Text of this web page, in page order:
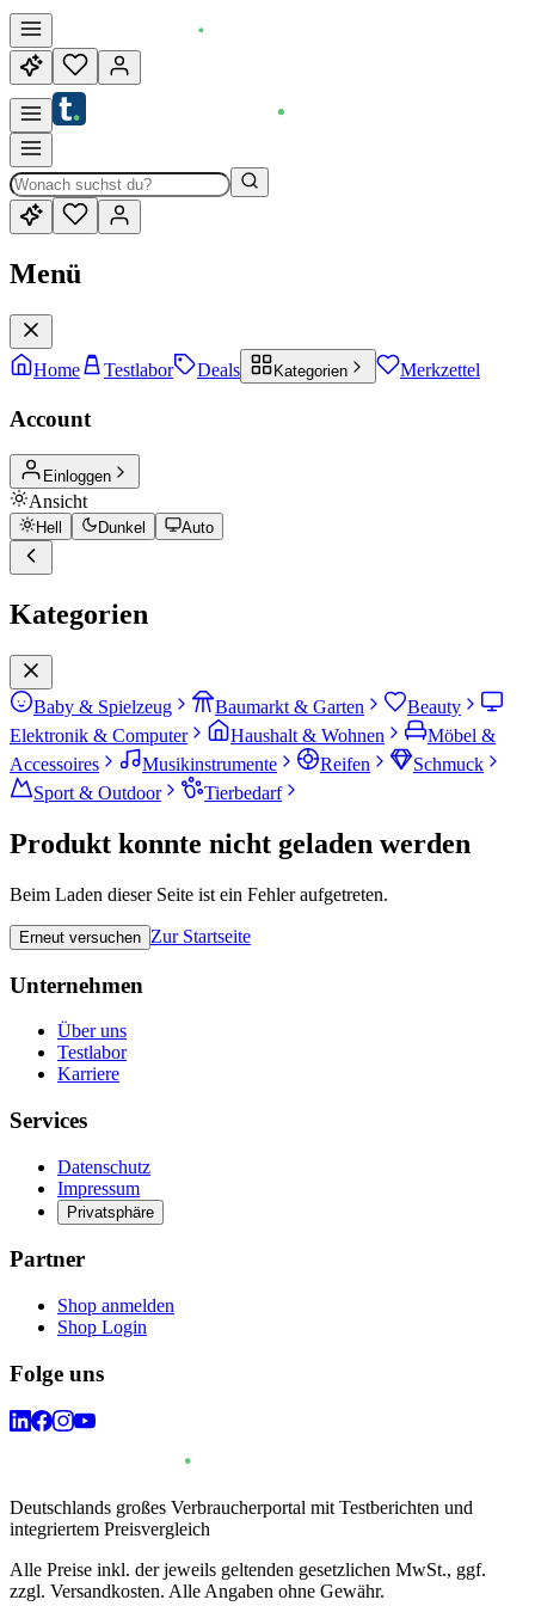
Menü
Home Testlabor Deals Kategorien Merkzettel
Account
Einloggen
Ansicht
Hell Dunkel Auto
Kategorien
Baby & Spielzeug Baumarkt & Garten
Beauty
Elektronik & Computer
Haushalt & Wohnen
Möbel &
Accessoires
Musikinstrumente Reifen
Schmuck
Sport & Outdoor
Tierbedarf
Produkt konnte nicht geladen werden
Beim Laden dieser Seite ist ein Fehler aufgetreten.
Erneut versuchen Zur Startseite
Unternehmen
Über uns
Testlabor
Karriere
Services
Datenschutz
Impressum
Privatsphäre
Partner
Shop anmelden
Shop Login
Folge uns
Deutschlands großes Verbraucherportal mit Testberichten und
integriertem Preisvergleich
Alle Preise inkl. der jeweils geltenden gesetzlichen MwSt., ggf.
zzgl. Versandkosten. Alle Angaben ohne Gewähr.